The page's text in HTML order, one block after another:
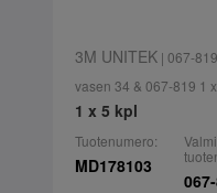
3M UNITEK| 067-
vasen 34 & 067-819 1
1 x 5 kpl
Tuotenumero:
MD178103